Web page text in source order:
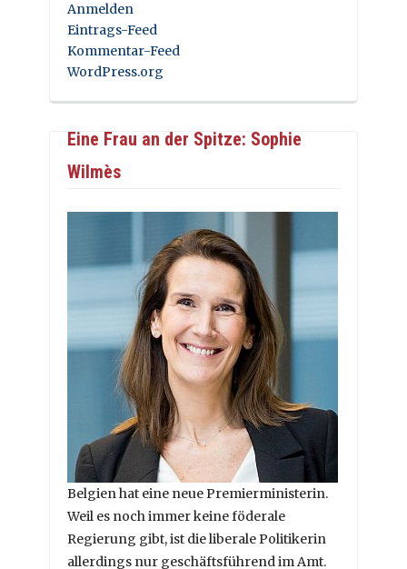
Anmelden
Eintrags-Feed
Kommentar-Feed
WordPress.org
Eine Frau an der Spitze: Sophie
Wilmès
Belgien hat eine neue Premierministerin.
Weil es noch immer keine föderale
Regierung gibt, ist die liberale Politikerin
allerdings nur geschäftsführend im Amt.